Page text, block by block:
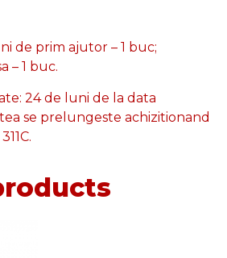
de prim ajutor – 1 buc;
– 1 buc.
24 de luni de la data
se prelungeste achizitionand